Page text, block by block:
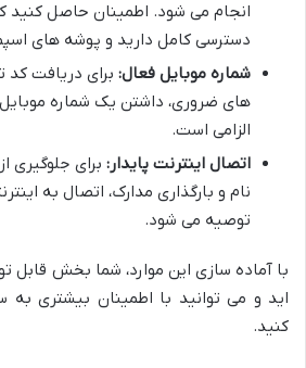
انجام می شود. اطمینان حاصل کنید
دسترسی کامل دارید و پوشه های
شماره موبایل فعال: برای دریافت کد
های ضروری، داشتن یک شماره
الزامی است.
اتصال اینترنت پایدار: برای جلوگیری
نام و بارگذاری مدارک، اتصال به
توصیه می شود.
با آماده سازی این موارد، شما بخش قابل
اید و می توانید با اطمینان بیشتری
کنید.